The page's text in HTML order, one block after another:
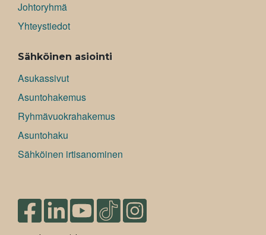
Johtoryhmä
Yhteystiedot
Sähköinen asiointi
Asukassivut
Asuntohakemus
Ryhmävuokrahakemus
Asuntohaku
Sähköinen irtisanominen